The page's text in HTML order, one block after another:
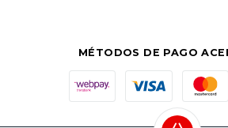
MÉTODOS DE PAGO